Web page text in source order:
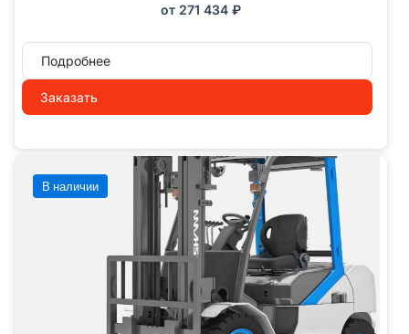
от 271 434 ₽
Подробнее
Заказать
В наличии